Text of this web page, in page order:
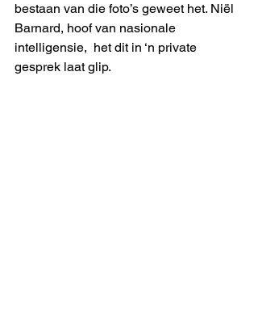
bestaan van die foto’s geweet het. Niël
Barnard, hoof van nasionale
intelligensie,  het dit in ‘n private
gesprek laat glip.